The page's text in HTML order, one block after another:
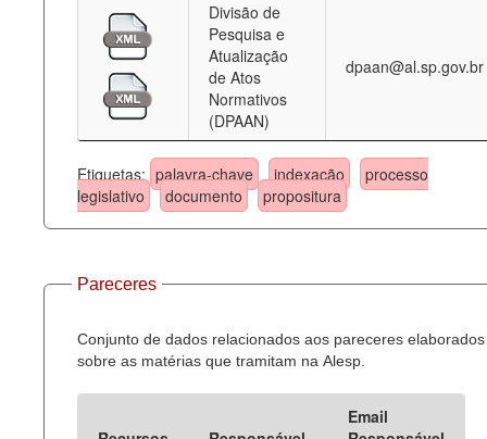
Divisão de
Pesquisa e
Atualização
de Atos
Normativos
(DPAAN)
dpaan@al.sp.gov.br
Etiquetas: palavra-chave indexação
processo
legislativo
documento propositura
Pareceres
Conjunto de dados relacionados aos pareceres elaborados
sobre as matérias que tramitam na Alesp.
Email